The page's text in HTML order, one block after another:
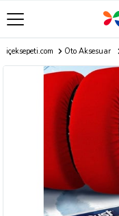
Çiçeksepeti.com Oto Aksesuar